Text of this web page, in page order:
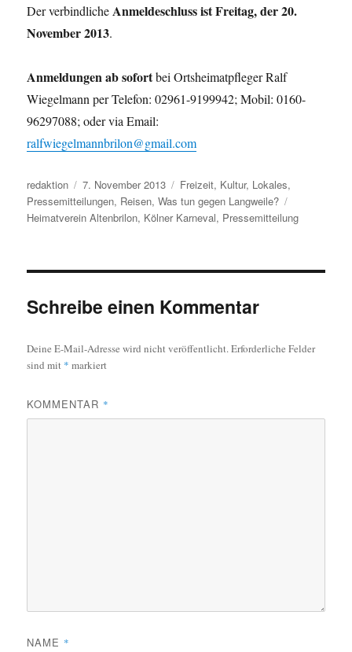
Der verbindliche Anmeldeschluss ist Freitag, der 20.
November 2013.
Anmeldungen ab sofortbei Ortsheimatpfleger Ralf
Wiegelmann per Telefon: 02961-9199942; Mobil: 0160-
96297088; oder via Email:
ralfwiegelmannbrilon@gmail.com
Autor
redaktion
Veröffentlicht
am
7. November 2013 Kategorien
Freizeit, Kultur, Lokales,
Pressemitteilungen, Reisen,Was tun gegen Langweile?
Heimatverein Altenbrilon, Kölner Karneval, Pressemitteilung
Schreibe einen Kommentar
Deine E-Mail-Adresse wird nicht veröffentlicht.Erforderliche Felder
sind mit * markiert
KOMMENTAR *
NAME *